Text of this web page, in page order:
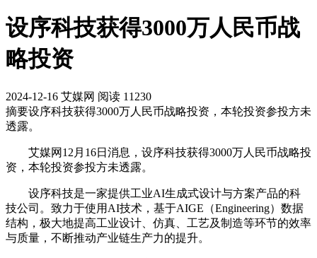
设序科技获得3000万人民币战
略投资
2024-12-16 艾媒网 阅读 11230
摘要设序科技获得3000万人民币战略投资，本轮投资参投方未
透露。
艾媒网12月16日消息，设序科技获得3000万人民币战略投
资，本轮投资参投方未透露。
设序科技是一家提供工业AI生成式设计与方案产品的科
技公司。致力于使用AI技术，基于AIGE（Engineering）数据
结构，极大地提高工业设计、仿真、工艺及制造等环节的效率
与质量，不断推动产业链生产力的提升。